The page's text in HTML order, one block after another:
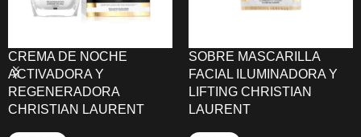
CREMA DE NOCHE
ACTIVADORA Y
REGENERADORA
CHRISTIAN LAURENT
SOBRE MASCARILLA
FACIAL ILUMINADORA Y
LIFTING CHRISTIAN
LAURENT